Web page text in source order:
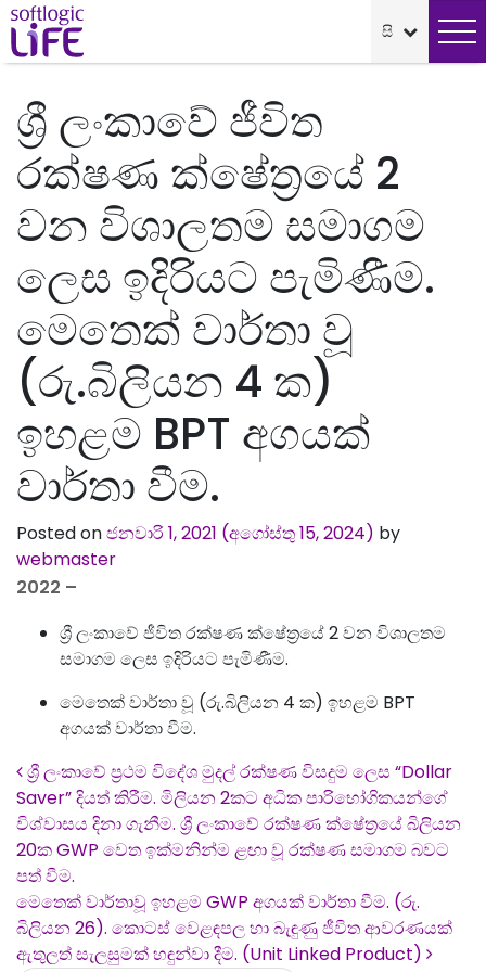
ශ්‍රී ලංකාවේ ජීවිත
රක්ෂණ ක්ෂේත්‍රයේ 2
වන විශාලතම සමාගම
ලෙස ඉදිරියට පැමිණීම.
මෙතෙක් වාර්තා වූ
(රු.බිලියන 4 ක)
ඉහළම BPT අගයක්
වාර්තා වීම.
Posted onජනවාරි 1, 2021 (අගෝස්තු 15, 2024) by
webmaster
2022 –
ශ්‍රීලංකාවේ ජීවිතරක්ෂණක්ෂේත්‍රයේ2වන විශාලතම
සමාගම ලෙස ඉදිරියට පැමිණීම.
මෙතෙක්වාර්තාවූ (රු.බිලියන 4 ක) ඉහළම BPT
අගයක්වාර්තාවීම.
Post navigation
ශ්‍රී ලංකාවේ ප්‍රථම විදේශ මුදල් රක්ෂණ විසදුම ලෙස “Dollar
Saver” දියත් කිරීම. මිලියන 2කට අධික පාරිභෝගිකයන්ගේ
විශ්වාසය දිනා ගැනීම. ශ්‍රී ලංකාවේ රක්ෂණ ක්ෂේත්‍රයේ බිලියන
20ක GWP වෙත ඉක්මනින්ම ළඟා වූ රක්ෂණ සමාගම බවට
පත් වීම.
මෙතෙක් වාර්තාවූ ඉහළම GWP අගයක් වාර්තා වීම. (රු.
බිලියන 26). කොටස් වෙළඳපල හා බැඳුණු ජීවිත ආවරණයක්
ඇතුලත් සැලසුමක් හඳුන්වා දීම. (Unit Linked Product)